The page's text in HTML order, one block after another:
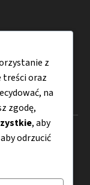
z
treści oraz
na
zgodę,
, aby
odrzucić